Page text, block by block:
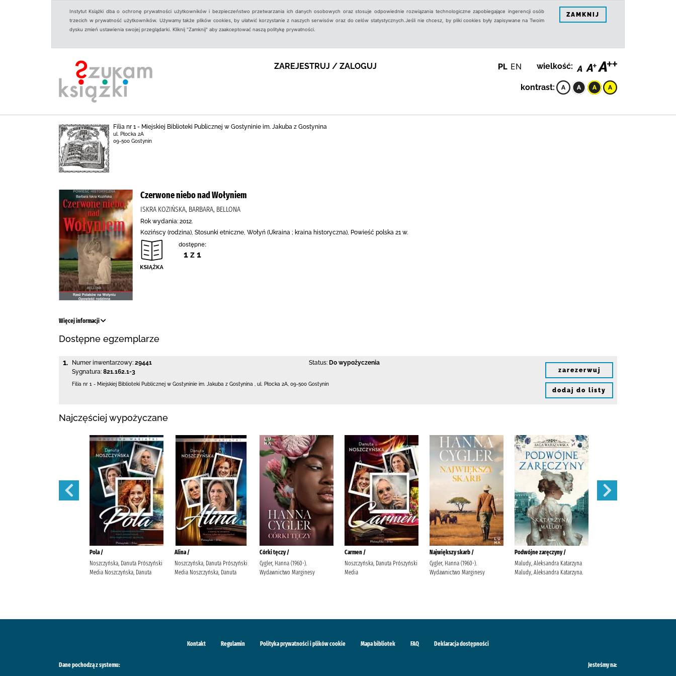
Instytut Książki dba o ochronę prywatności użytkowników i bezpieczeństwo przetwarzania ich danych osobowych oraz stosuje odpowiednie rozwiązania technologiczne zapobiegające ingerencji osób
trzecich w prywatność użytkowników. Używamy także plików cookies, by ułatwić korzystanie z naszych serwisów oraz do celów statystycznych.Jeśli nie chcesz, by pliki cookies były zapisywane na Twoim
dysku zmień ustawienia swojej przeglądarki. Kliknij "Zamknij" aby zaakceptować naszą politykę prywatności.
ZAMKNIJ
ZAREJESTRUJ / ZALOGUJ PL EN wielkość:
kontrast:
Filia nr 1 - Miejskiej Biblioteki Publicznej w Gostyninie im. Jakuba z Gostynina
ul. Płocka 2A
09-500 Gostynin
Czerwone niebo nad Wołyniem
ISKRA KOZIŃSKA, BARBARA, BELLONA
Rok wydania: 2012.
Kozińscy (rodzina), Stosunki etniczne, Wołyń (Ukraina ; kraina historyczna), Powieść polska 21 w.
dostępne:
1 z 1
Więcej informacji
Dostępne egzemplarze
1. Numer inwentarzowy: 29441
Sygnatura: 821.162.1-3
Status: Do wypożyczenia
Filia nr 1 - Miejskiej Biblioteki Publicznej w Gostyninie im. Jakuba z Gostynina ul. Płocka 2A 09-500 Gostynin
zarezerwuj
dodaj do listy
Najczęściej wypożyczane
Pola /
Noszczyńska, Danuta Prószyński
Media Noszczyńska, Danuta
Alina /
Noszczyńska, Danuta Prószyński
Media Noszczyńska, Danuta
Córki tęczy /
Cygler, Hanna (1960-).
Wydawnictwo Marginesy
Carmen /
Noszczyńska, Danuta Prószyński
Media
Największy skarb /
Cygler, Hanna (1960-).
Wydawnictwo Marginesy
Podwójne zaręczyny /
Maludy, Aleksandra Katarzyna
Maludy, Aleksandra Katarzyna.
Kontakt Regulamin Polityka prywatności i plików cookie Mapa bibliotek FAQ Deklaracja dostępności
Dane pochodzą z systemu: Jesteśmy na: